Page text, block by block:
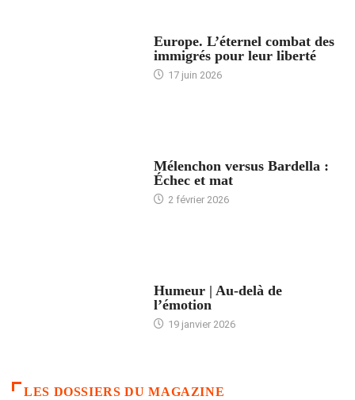
Europe. L’éternel combat des
immigrés pour leur liberté
17 juin 2026
Mélenchon versus Bardella :
Échec et mat
2 février 2026
Humeur | Au-delà de
l’émotion
19 janvier 2026
LES DOSSIERS DU MAGAZINE